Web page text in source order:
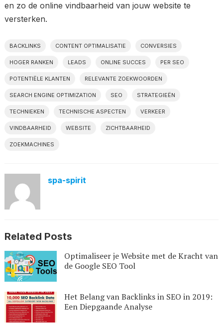
en zo de online vindbaarheid van jouw website te
versterken.
BACKLINKS CONTENT OPTIMALISATIE CONVERSIES
HOGER RANKEN LEADS ONLINE SUCCES PER SEO
POTENTIËLE KLANTEN RELEVANTE ZOEKWOORDEN
SEARCH ENGINE OPTIMIZATION SEO STRATEGIEËN
TECHNIEKEN TECHNISCHE ASPECTEN VERKEER
VINDBAARHEID WEBSITE ZICHTBAARHEID
ZOEKMACHINES
spa-spirit
Related Posts
Optimaliseer je Website met de Kracht van
de Google SEO Tool
Het Belang van Backlinks in SEO in 2019:
Een Diepgaande Analyse